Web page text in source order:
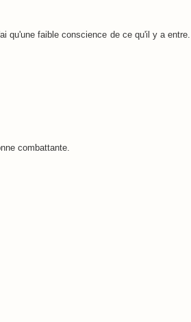
qu'une faible conscience de ce qu'il y a entre.
combattante.